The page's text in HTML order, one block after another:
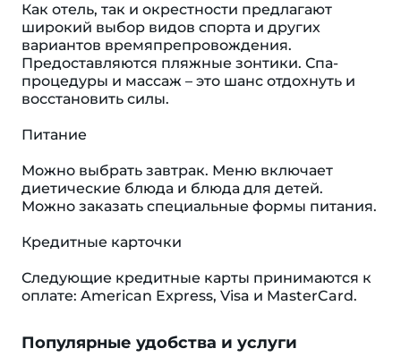
Как отель, так и окрестности предлагают
широкий выбор видов спорта и других
вариантов времяпрепровождения.
Предоставляются пляжные зонтики. Спа-
процедуры и массаж – это шанс отдохнуть и
восстановить силы.
Питание
Можно выбрать завтрак. Меню включает
диетические блюда и блюда для детей.
Можно заказать специальные формы питания.
Кредитные карточки
Следующие кредитные карты принимаются к
оплате: American Express, Visa и MasterCard.
Популярные удобства и услуги